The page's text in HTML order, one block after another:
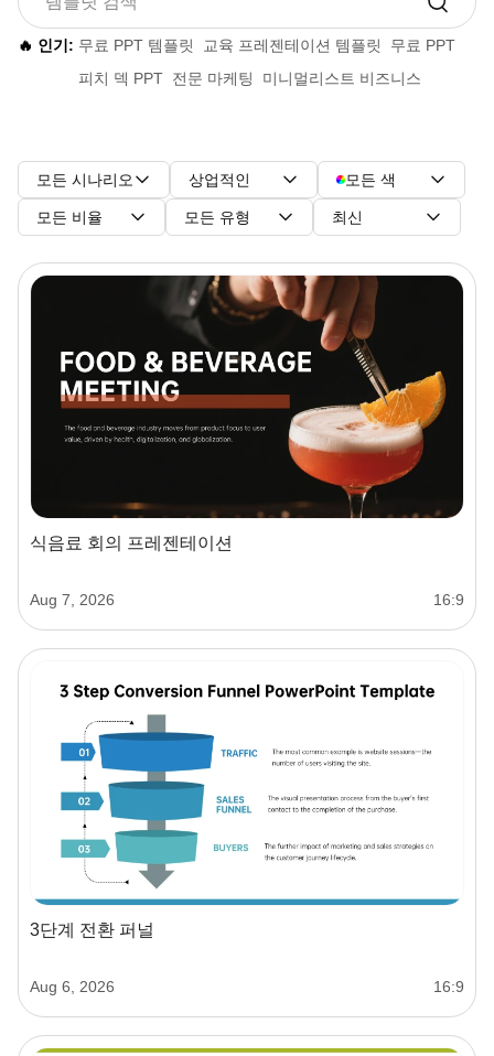
🔥 인기: 무료 PPT 템플릿 교육 프레젠테이션 템플릿
무료 PPT
피치 덱 PPT 전문 마케팅 미니멀리스트 비즈니스
모든 시나리오 상업적인 모든 색
모든 비율 모든 유형 최신
식음료 회의 프레젠테이션
Aug 7, 2026 16:9
3단계 전환 퍼널
Aug 6, 2026 16:9